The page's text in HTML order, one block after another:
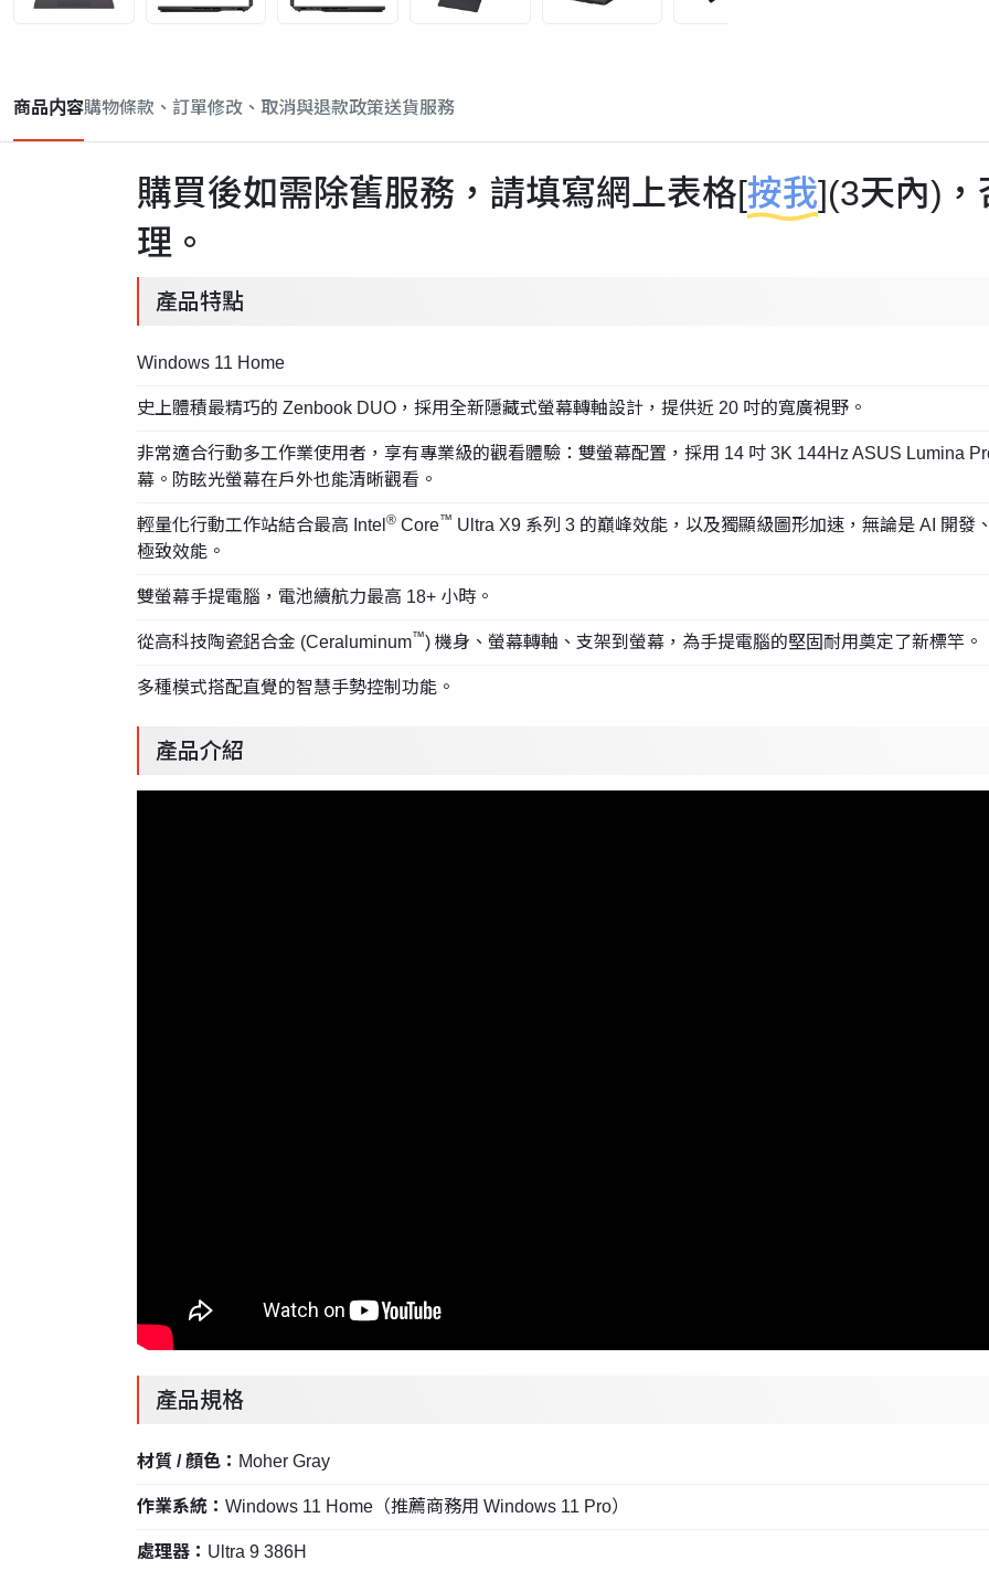
商品内容購物條款、訂單修改、取消與退款政策送貨服務
購買後如需除舊服務，請填寫網上表格[按我](3天內)，
理。
產品特點
Windows 11 Home
史上體積最精巧的 Zenbook DUO，採用全新隱藏式螢幕轉軸設計，提供近 20 吋的寬廣視野。
非常適合行動多工作業使用者，享有專業級的觀看體驗：雙螢幕配置，採用 14 吋 3K 144Hz ASUS Lumina
幕。防眩光螢幕在戶外也能清晰觀看。
輕量化行動工作站結合最高 Intel ® Core™ Ultra X9 系列 3 的巔峰效能，以及獨顯級圖形加速，無論是 AI 開發
極致效能。
雙螢幕手提電腦，電池續航力最高 18+ 小時。
從高科技陶瓷鋁合金 (Ceraluminum™) 機身、螢幕轉軸、支架到螢幕，為手提電腦的堅固耐用奠定了新標竿。
多種模式搭配直覺的智慧手勢控制功能。
產品介紹
產品規格
材質 / 顏色： Moher Gray
作業系統： Windows 11 Home（推薦商務用 Windows 11 Pro）
處理器： Ultra 9 386H